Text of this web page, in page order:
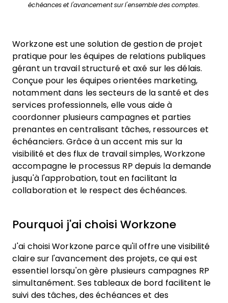
échéances et l'avancement sur l'ensemble des comptes.
Workzone est une solution de gestion de projet
pratique pour les équipes de relations publiques
gérant un travail structuré et axé sur les délais.
Conçue pour les équipes orientées marketing,
notamment dans les secteurs de la santé et des
services professionnels, elle vous aide à
coordonner plusieurs campagnes et parties
prenantes en centralisant tâches, ressources et
échéanciers. Grâce à un accent mis sur la
visibilité et des flux de travail simples, Workzone
accompagne le processus RP depuis la demande
jusqu'à l'approbation, tout en facilitant la
collaboration et le respect des échéances.
Pourquoi j'ai choisi Workzone
J'ai choisi Workzone parce qu'il offre une visibilité
claire sur l'avancement des projets, ce qui est
essentiel lorsqu'on gère plusieurs campagnes RP
simultanément. Ses tableaux de bord facilitent le
suivi des tâches, des échéances et des